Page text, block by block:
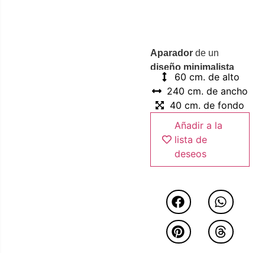
Aparadorde un
diseño minimalista
que dispone de tres
puertas con gran
capacidad de
almacenaje.
Complemento en
hueco central que le da
un toque diferente.
60 cm. de alto
240 cm. de ancho
40 cm. de fondo
Añadir a la
lista de
deseos